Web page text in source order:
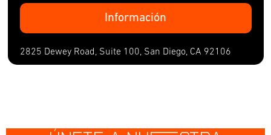
Información
2825 Dewey Road, Suite 100, San Diego, CA 92106